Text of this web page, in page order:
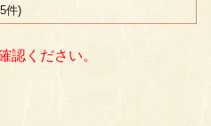
件)
認ください。